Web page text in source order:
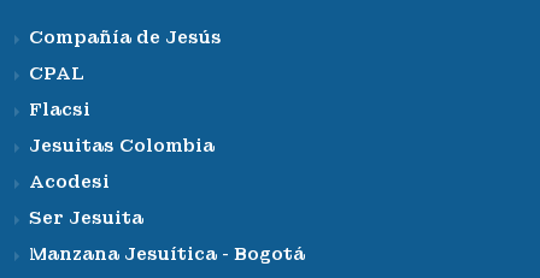
Compañía de Jesús
CPAL
Flacsi
Jesuitas Colombia
Acodesi
Ser Jesuita
Manzana Jesuítica - Bogotá